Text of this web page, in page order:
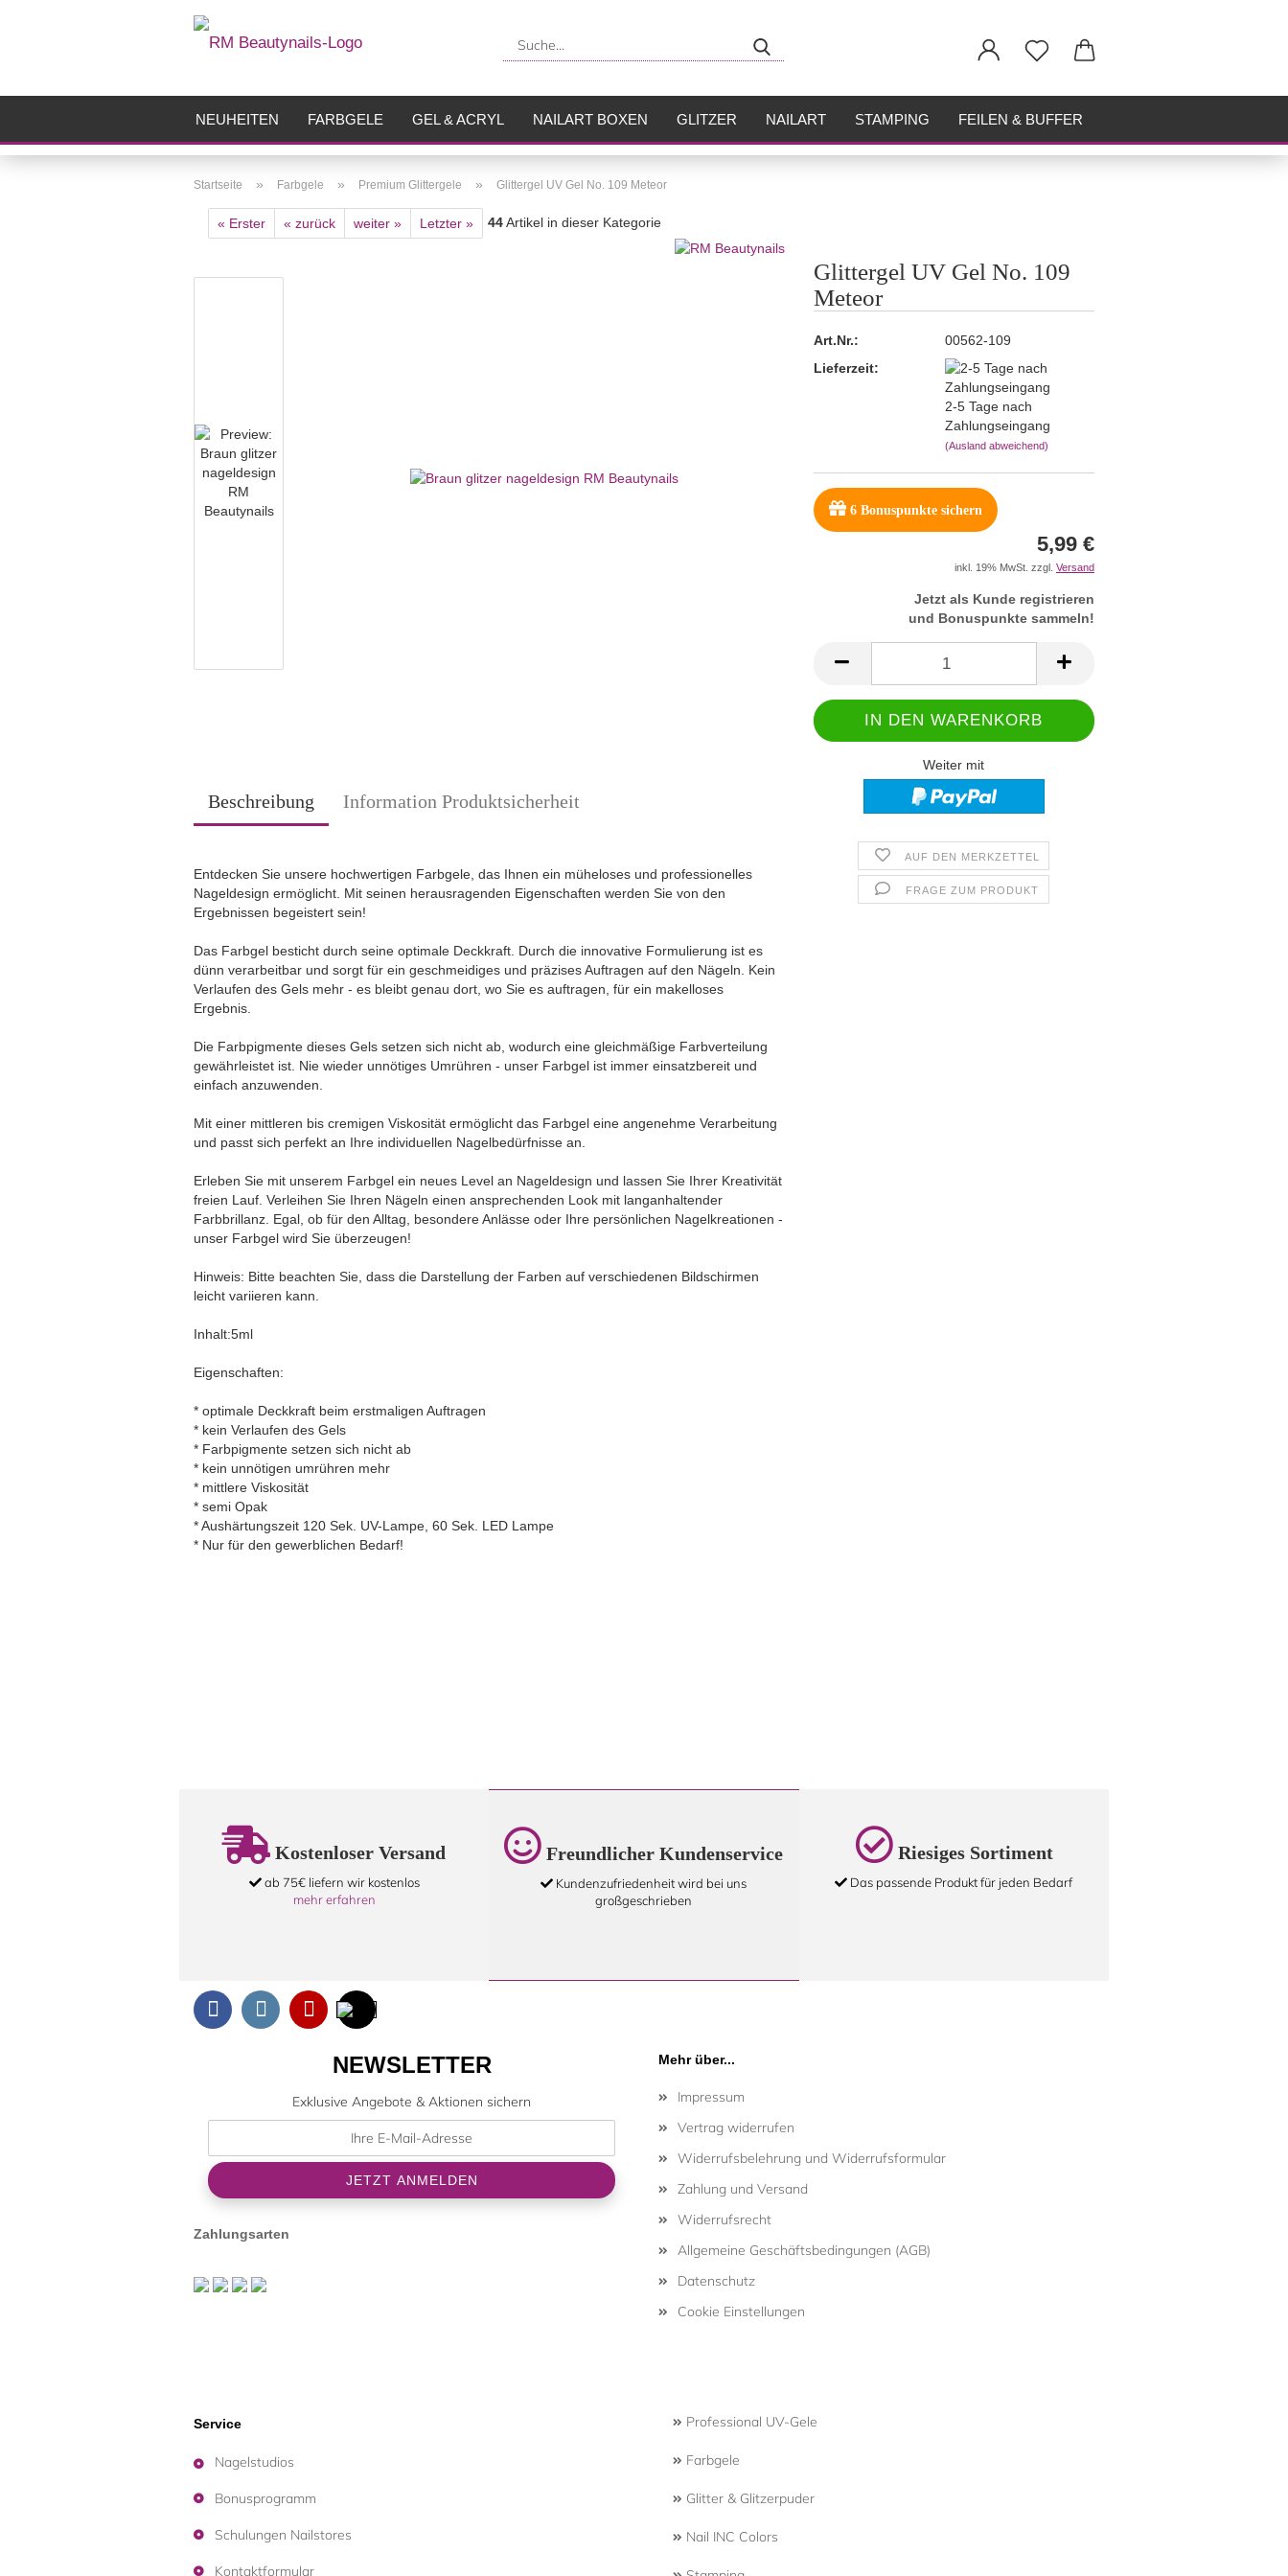
NEUHEITEN FARBGELE GEL & ACRYL NAILART BOXEN GLITZER NAILART STAMPING FEILEN & BUFFER
Startseite » Farbgele » Premium Glittergele » Glittergel UV Gel No. 109 Meteor
« Erster « zurück weiter » Letzter » 44Artikel in dieser Kategorie
Glittergel UV Gel No. 109
Meteor
Art.Nr.:
00562-109
Lieferzeit:
2-5 Tage nach
Zahlungseingang
(Ausland abweichend)
6Bonuspunkte sichern
5,99 €
inkl. 19% MwSt. zzgl. Versand
Jetzt als Kunde registrieren
und Bonuspunkte sammeln!
Weiter mit
AUF DEN MERKZETTEL
FRAGE ZUM PRODUKT
Beschreibung Information Produktsicherheit
Entdecken Sie unsere hochwertigen Farbgele, das Ihnen ein müheloses und professionelles
Nageldesign ermöglicht. Mit seinen herausragenden Eigenschaften werden Sie von den
Ergebnissen begeistert sein!
Das Farbgel besticht durch seine optimale Deckkraft. Durch die innovative Formulierung ist es
dünn verarbeitbar und sorgt für ein geschmeidiges und präzises Auftragen auf den Nägeln. Kein
Verlaufen des Gels mehr - es bleibt genau dort, wo Sie es auftragen, für ein makelloses
Ergebnis.
Die Farbpigmente dieses Gels setzen sich nicht ab, wodurch eine gleichmäßige Farbverteilung
gewährleistet ist. Nie wieder unnötiges Umrühren - unser Farbgel ist immer einsatzbereit und
einfach anzuwenden.
Mit einer mittleren bis cremigen Viskosität ermöglicht das Farbgel eine angenehme Verarbeitung
und passt sich perfekt an Ihre individuellen Nagelbedürfnisse an.
Erleben Sie mit unserem Farbgel ein neues Level an Nageldesign und lassen Sie Ihrer Kreativität
freien Lauf. Verleihen Sie Ihren Nägeln einen ansprechenden Look mit langanhaltender
Farbbrillanz. Egal, ob für den Alltag, besondere Anlässe oder Ihre persönlichen Nagelkreationen -
unser Farbgel wird Sie überzeugen!
Hinweis: Bitte beachten Sie, dass die Darstellung der Farben auf verschiedenen Bildschirmen
leicht variieren kann.
Inhalt:5ml
Eigenschaften:
* optimale Deckkraft beim erstmaligen Auftragen
* kein Verlaufen des Gels
* Farbpigmente setzen sich nicht ab
* kein unnötigen umrühren mehr
* mittlere Viskosität
* semi Opak
* Aushärtungszeit 120 Sek. UV-Lampe, 60 Sek. LED Lampe
* Nur für den gewerblichen Bedarf!
Kostenloser Versand
ab 75€ liefern wir kostenlos
mehr erfahren
Freundlicher Kundenservice
Kundenzufriedenheit wird bei uns
großgeschrieben
Riesiges Sortiment
Das passende Produkt für jeden Bedarf
NEWSLETTER
Exklusive Angebote & Aktionen sichern
Zahlungsarten
Mehr über...
Impressum
Vertrag widerrufen
Widerrufsbelehrung und Widerrufsformular
Zahlung und Versand
Widerrufsrecht
Allgemeine Geschäftsbedingungen (AGB)
Datenschutz
Cookie Einstellungen
Service
Nagelstudios
Bonusprogramm
Schulungen Nailstores
Kontaktformular
Professional UV-Gele
Farbgele
Glitter & Glitzerpuder
Nail INC Colors